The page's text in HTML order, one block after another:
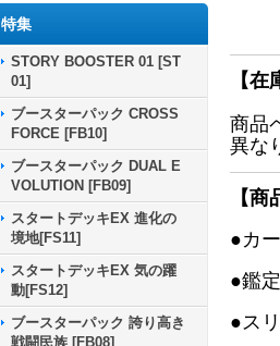
特集
STORY BOOSTER 01 [ST
01]
ブースターパック CROSS
FORCE [FB10]
ブースターパック DUAL E
VOLUTION [FB09]
スタートデッキEX 進化の
境地[FS11]
スタートデッキEX 気の躍
動[FS12]
ブースターパック 誇り高き
戦闘民族 [FB08]
【
商品
異な
【
●カ
●鑑
●ス